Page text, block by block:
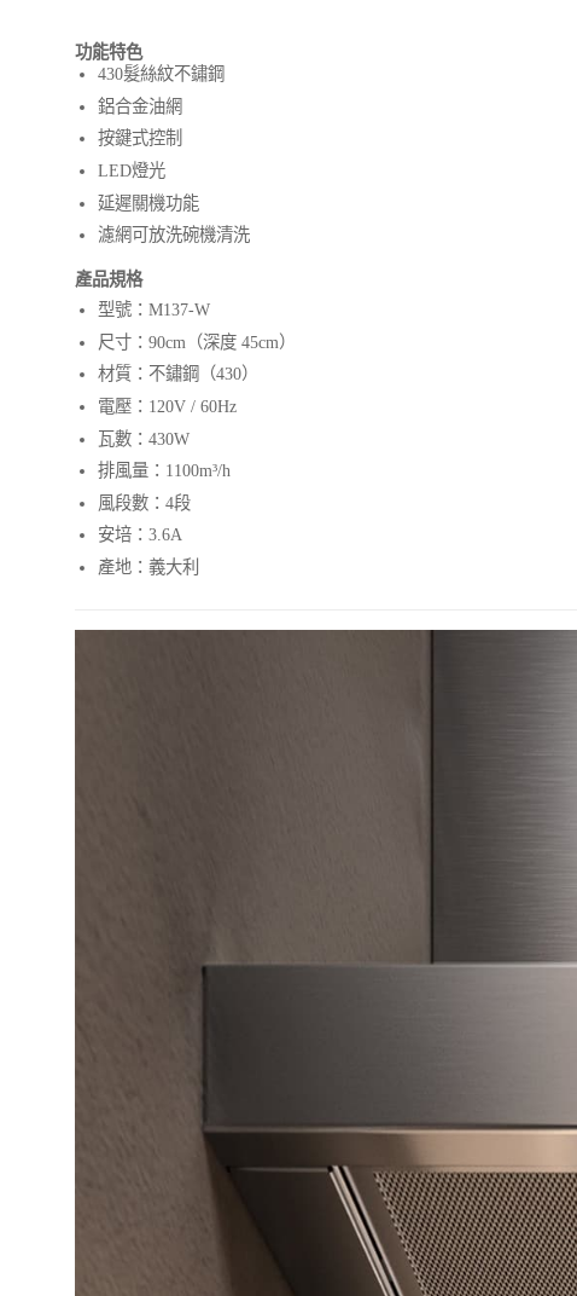
功能特色
430髮絲紋不鏽鋼
鋁合金油網
按鍵式控制
LED燈光
延遲關機功能
濾網可放洗碗機清洗
產品規格
型號：M137-W
尺寸：90cm（深度 45cm）
材質：不鏽鋼（430）
電壓：120V / 60Hz
瓦數：430W
排風量：1100m³/h
風段數：4段
安培：3.6A
產地：義大利